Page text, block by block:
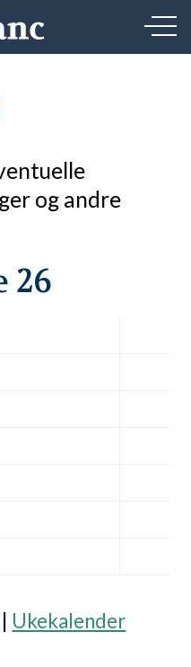
og andre
26
Ukekalender